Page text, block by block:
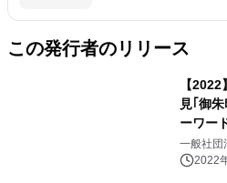
この発行者のリリース
【
見｢御
ーワー
一般社団
2022